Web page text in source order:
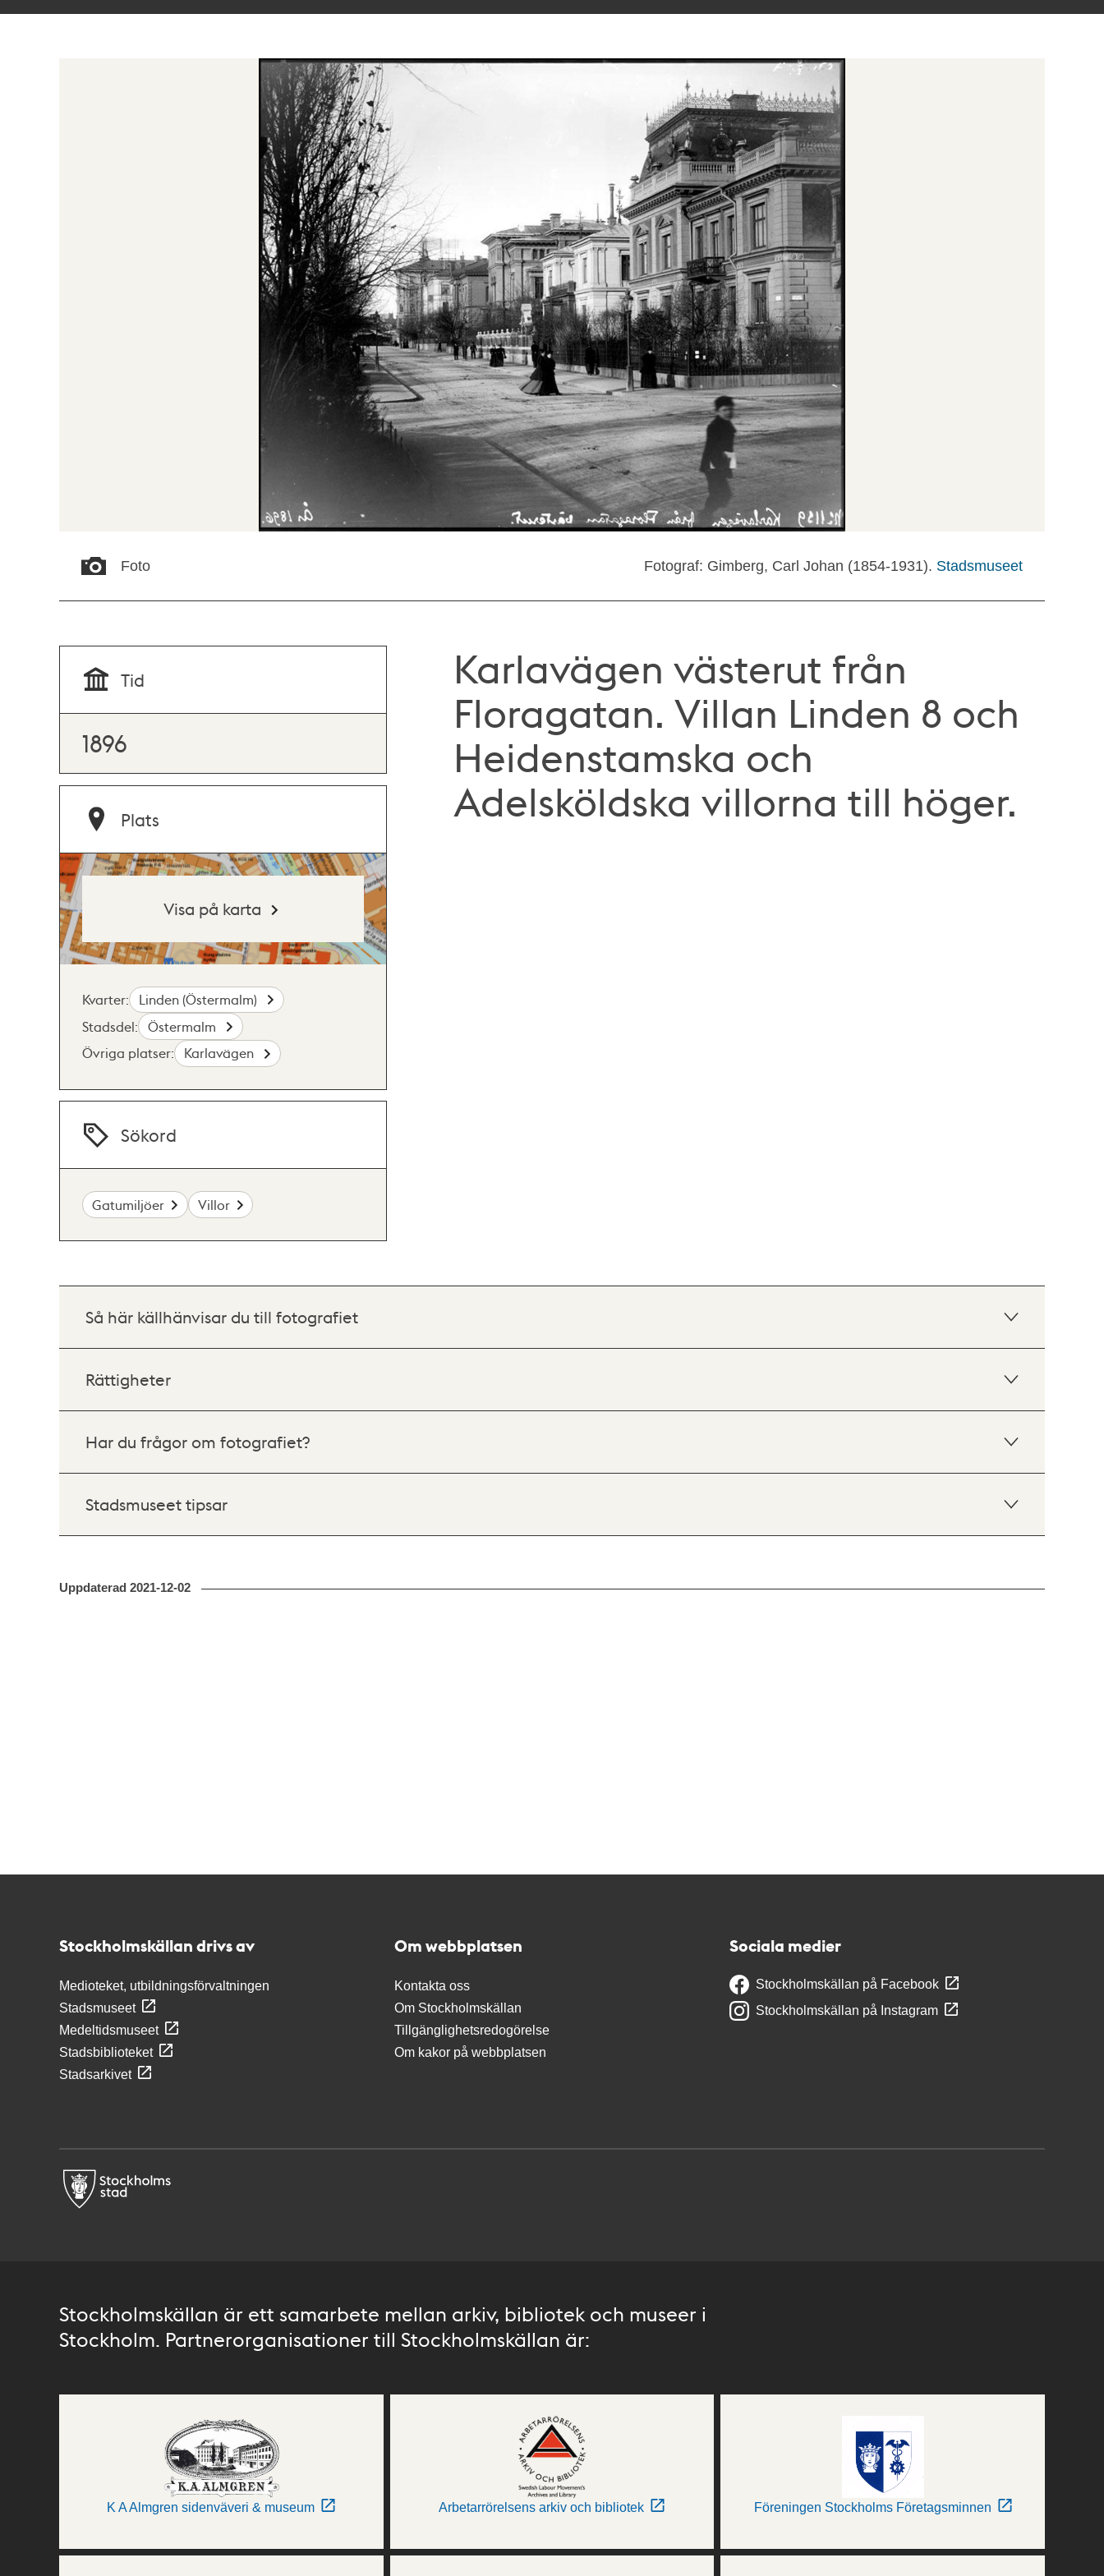
Foto Fotograf: Gimberg, Carl Johan (1854-1931). Stadsmuseet
Karlavägen västerut från
Floragatan. Villan Linden 8 och
Heidenstamska och
Adelsköldska villorna till höger.
Tid
1896
Plats
Visa på karta
Kvarter:
Linden (Östermalm)
Stadsdel:
Östermalm
Övriga platser:
Karlavägen
Sökord
Gatumiljöer Villor
Så här källhänvisar du till fotografiet
Rättigheter
Har du frågor om fotografiet?
Stadsmuseet tipsar
Uppdaterad 2021-12-02
Stockholmskällan drivs av
Medioteket, utbildningsförvaltningen
Stadsmuseet
Medeltidsmuseet
Stadsbiblioteket
Stadsarkivet
Om webbplatsen
Kontakta oss
Om Stockholmskällan
Tillgänglighetsredogörelse
Om kakor på webbplatsen
Sociala medier
Stockholmskällan på Facebook
Stockholmskällan på Instagram
Stockholmskällan är ett samarbete mellan arkiv, bibliotek och museer i
Stockholm. Partnerorganisationer till Stockholmskällan är:
K A Almgren sidenväveri & museum Arbetarrörelsens arkiv och bibliotek Föreningen Stockholms Företagsminnen